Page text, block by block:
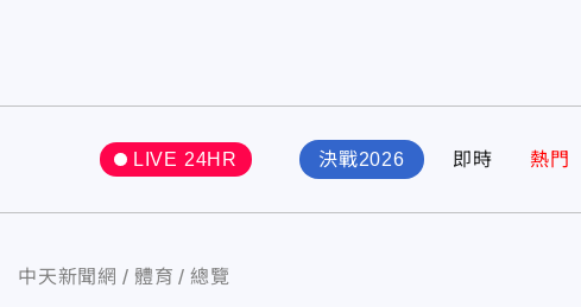
LIVE 24HR 決戰2026 即時 熱門
中天新聞網 體育 總覽